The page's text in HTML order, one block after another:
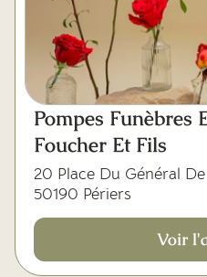
Pompes Funèbres
Foucher Et Fils
20 Place Du Général
50190 Périers
Voir